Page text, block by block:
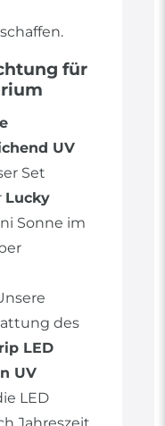
für
UV
Set
Lucky
Sonne im
des
LED
UV
LED